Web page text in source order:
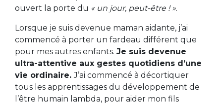
ouvert la porte du « un jour, peut-être ! ».
Lorsque je suis devenue maman aidante, j’ai
commencé à porter un fardeau différent que
pour mes autres enfants. Je suis devenue
ultra-attentive aux gestes quotidiens d’une
vie ordinaire.J’ai commencé à décortiquer
tous les apprentissages du développement de
l’être humain lambda, pour aider mon fils